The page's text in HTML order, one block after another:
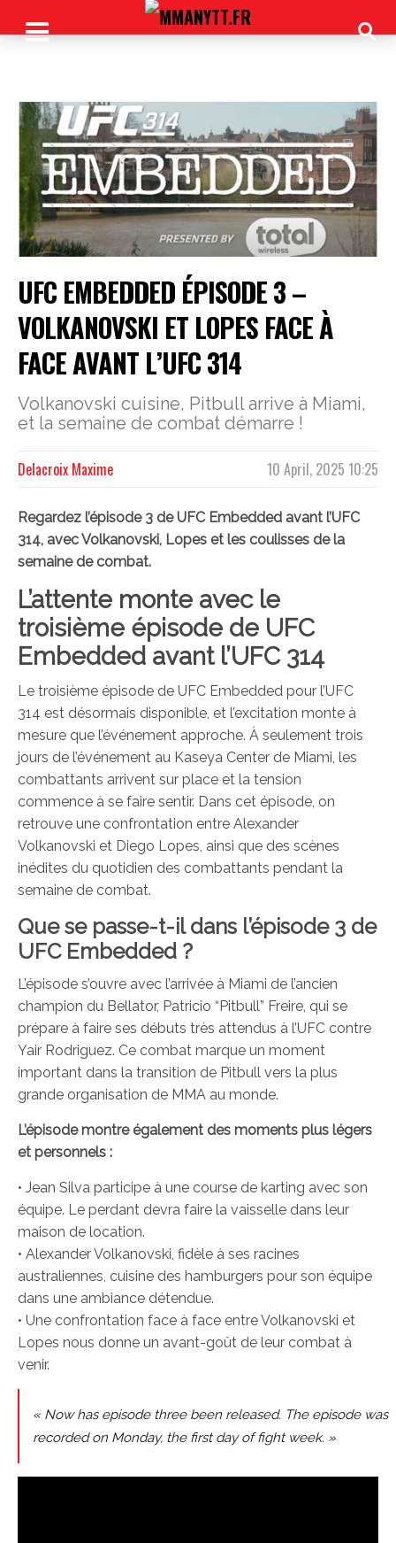
UFC EMBEDDED ÉPISODE 3 –
VOLKANOVSKI ET LOPES FACE À
FACE AVANT L’UFC 314
Volkanovski cuisine, Pitbull arrive à Miami,
et la semaine de combat démarre !
10 April, 2025 10:25
Delacroix Maxime
Regardez l’épisode 3 de UFC Embedded avant l’UFC
314, avec Volkanovski, Lopes et les coulisses de la
semaine de combat.
L’attente monte avec le
troisième épisode de UFC
Embedded avant l’UFC 314
Le troisième épisode de UFC Embedded pour l’UFC
314 est désormais disponible, et l’excitation monte à
mesure que l’événement approche. À seulement trois
jours de l’événement au Kaseya Center de Miami, les
combattants arrivent sur place et la tension
commence à se faire sentir. Dans cet épisode, on
retrouve une confrontation entre Alexander
Volkanovski et Diego Lopes, ainsi que des scènes
inédites du quotidien des combattants pendant la
semaine de combat.
Que se passe-t-il dans l’épisode 3 de
UFC Embedded ?
L’épisode s’ouvre avec l’arrivée à Miami de l’ancien
champion du Bellator, Patricio “Pitbull” Freire, qui se
prépare à faire ses débuts très attendus à l’UFC contre
Yair Rodriguez. Ce combat marque un moment
important dans la transition de Pitbull vers la plus
grande organisation de MMA au monde.
L’épisode montre également des moments plus légers
et personnels :
• Jean Silva participe à une course de karting avec son
équipe. Le perdant devra faire la vaisselle dans leur
maison de location.
• Alexander Volkanovski, fidèle à ses racines
australiennes, cuisine des hamburgers pour son équipe
dans une ambiance détendue.
• Une confrontation face à face entre Volkanovski et
Lopes nous donne un avant-goût de leur combat à
venir.
« Now has episode three been released. The episode was
recorded on Monday, the first day of fight week. »